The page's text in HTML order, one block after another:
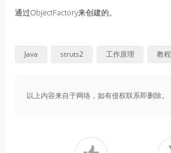
通过ObjectFactory来创建的。
Java struts2 工作原理 教程
以上内容来自于网络，如有侵权联系即删除。